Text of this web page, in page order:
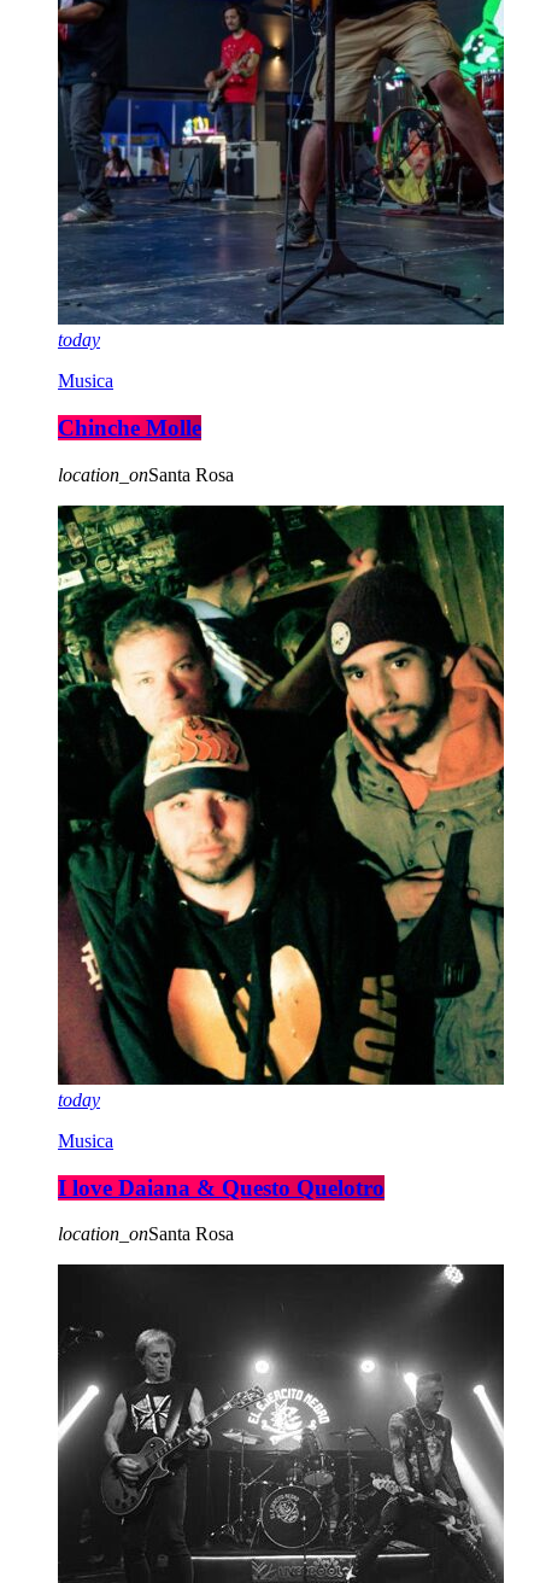
today
Musica
Chinche Molle
location_onSanta Rosa
today
Musica
I love Daiana & Questo Quelotro
location_onSanta Rosa